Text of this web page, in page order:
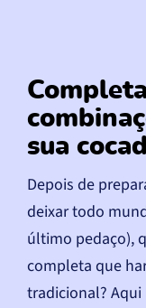
sua
Depois de
deixar todo
último pedaço),
completa que
tradicional? Aqui